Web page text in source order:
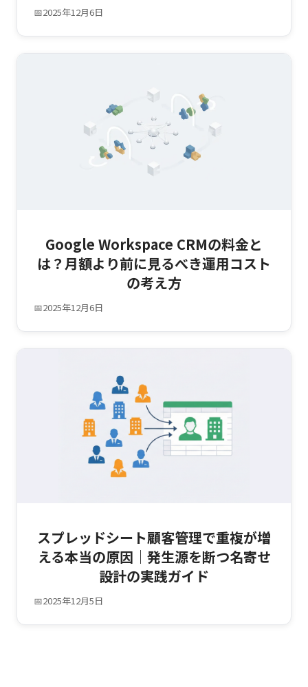
📅2025年12月6日
Google Workspace CRMの料金と
は？月額より前に見るべき運用コスト
の考え方
📅2025年12月6日
スプレッドシート顧客管理で重複が増
える本当の原因｜発生源を断つ名寄せ
設計の実践ガイド
📅2025年12月5日